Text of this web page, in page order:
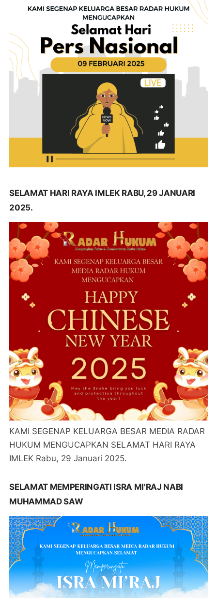
SELAMAT HARI RAYA IMLEK RABU, 29 JANUARI
2025.
KAMI SEGENAP KELUARGA BESAR MEDIA RADAR
HUKUM MENGUCAPKAN SELAMAT HARI RAYA
IMLEK Rabu, 29 Januari 2025.
SELAMAT MEMPERINGATI ISRA MI'RAJ NABI
MUHAMMAD SAW